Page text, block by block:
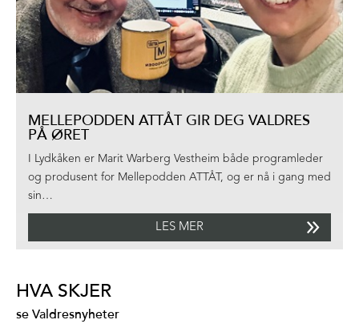
MELLEPODDEN ATTÅT GIR DEG VALDRES
PÅ ØRET
I Lydkåken er Marit Warberg Vestheim både programleder
og produsent for Mellepodden ATTÅT, og er nå i gang med
sin…
LES MER
HVA SKJER
se Valdresnyheter